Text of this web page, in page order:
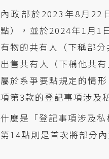
內政部於2023年8月22
點），並於2024年1月1
有物的共有人（下稱部
出售共有人（下稱他共
屬於系爭要點規定的情
項第3款的登記事項涉及
什麼是「登記事項涉及
第14點則是首次將部分